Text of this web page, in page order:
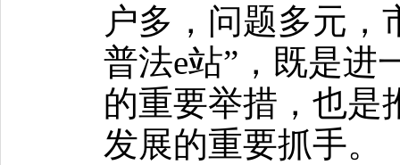
户多，问题多元，
普法e站”，既是进
的重要举措，也是
发展的重要抓手。